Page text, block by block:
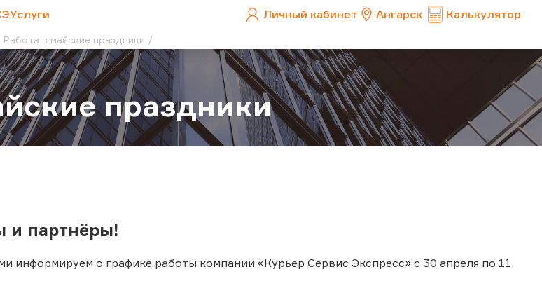
Услуги Личный кабинет Ангарск Калькулятор
Работа в майские праздники
праздники
и партнёры!
информируем о графике работы компании «Курьер Сервис Экспресс» с 30 апреля по 11